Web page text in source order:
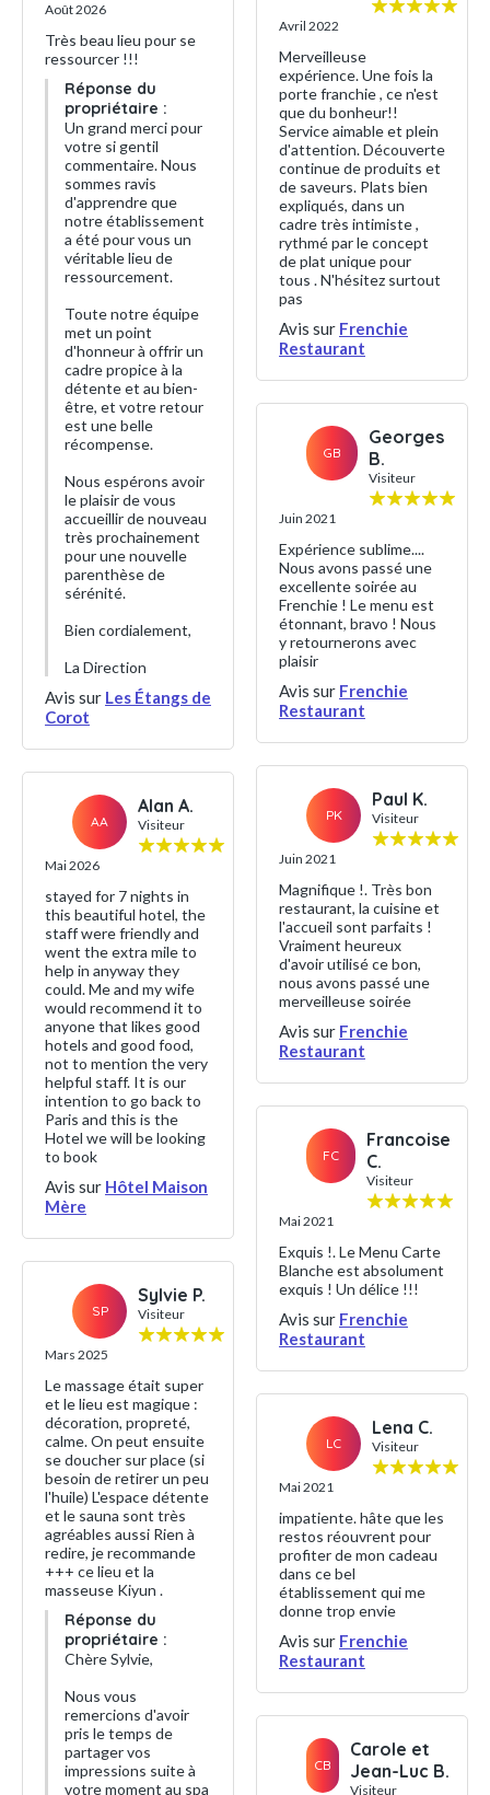
Août 2026
Très beau lieu pour se
ressourcer !!!
Réponse du
propriétaire :
Un grand merci pour
votre si gentil
commentaire. Nous
sommes ravis
d'apprendre que
notre établissement
a été pour vous un
véritable lieu de
ressourcement.
Toute notre équipe
met un point
d'honneur à offrir un
cadre propice à la
détente et au bien-
être, et votre retour
est une belle
récompense.
Nous espérons avoir
le plaisir de vous
accueillir de nouveau
très prochainement
pour une nouvelle
parenthèse de
sérénité.
Bien cordialement,
La Direction
Avis sur Les Étangs de
Corot
AA
Alan A.
Visiteur
Mai 2026
stayed for 7 nights in
this beautiful hotel, the
staff were friendly and
went the extra mile to
help in anyway they
could. Me and my wife
would recommend it to
anyone that likes good
hotels and good food,
not to mention the very
helpful staff. It is our
intention to go back to
Paris and this is the
Hotel we will be looking
to book
Avis sur Hôtel Maison
Mère
SP
Sylvie P.
Visiteur
Mars 2025
Le massage était super
et le lieu est magique :
décoration, propreté,
calme. On peut ensuite
se doucher sur place (si
besoin de retirer un peu
l'huile) L'espace détente
et le sauna sont très
agréables aussi Rien à
redire, je recommande
+++ ce lieu et la
masseuse Kiyun .
Réponse du
propriétaire :
Chère Sylvie,
Nous vous
remercions d'avoir
pris le temps de
partager vos
impressions suite à
votre moment au spa
Avril 2022
Merveilleuse
expérience. Une fois la
porte franchie , ce n'est
que du bonheur!!
Service aimable et plein
d'attention. Découverte
continue de produits et
de saveurs. Plats bien
expliqués, dans un
cadre très intimiste ,
rythmé par le concept
de plat unique pour
tous . N'hésitez surtout
pas
Avis sur Frenchie
Restaurant
GB
Georges
B.
Visiteur
Juin 2021
Expérience sublime....
Nous avons passé une
excellente soirée au
Frenchie ! Le menu est
étonnant, bravo ! Nous
y retournerons avec
plaisir
Avis sur Frenchie
Restaurant
PK
Paul K.
Visiteur
Juin 2021
Magnifique !. Très bon
restaurant, la cuisine et
l'accueil sont parfaits !
Vraiment heureux
d'avoir utilisé ce bon,
nous avons passé une
merveilleuse soirée
Avis sur Frenchie
Restaurant
FC
Francoise
C.
Visiteur
Mai 2021
Exquis !. Le Menu Carte
Blanche est absolument
exquis ! Un délice !!!
Avis sur Frenchie
Restaurant
LC
Lena C.
Visiteur
Mai 2021
impatiente. hâte que les
restos réouvrent pour
profiter de mon cadeau
dans ce bel
établissement qui me
donne trop envie
Avis sur Frenchie
Restaurant
CB
Carole et
Jean-Luc B.
Visiteur